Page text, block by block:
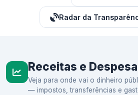
Radar da
Receitas e
Veja para onde vai o dinheiro
— impostos, transferências e